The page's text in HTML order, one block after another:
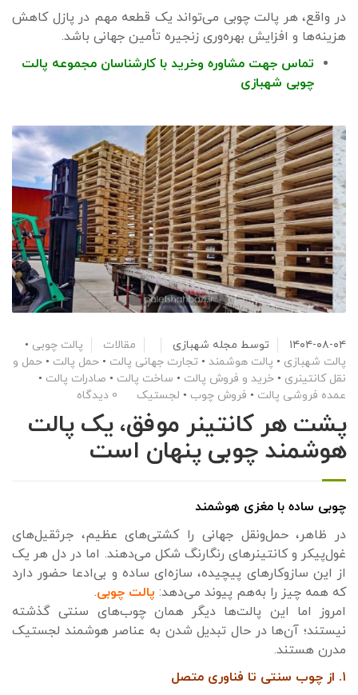
در واقع، هر پالت چوبی می‌تواند یک قطعه مهم در پازل کاهش
هزینه‌ها و افزایش بهره‌وری زنجیره تأمین جهانی باشد.
تماس جهت مشاوره وخرید با کارشناسان مجموعه پالت
چوبی شهبازی
۱۴۰۴-۰۸-۰۴ توسط مجله شهبازی مقالات پالت چوبی •
پالت شهبازی • پالت هوشمند • تجارت جهانی پالت • حمل پالت • حمل و
نقل کانتینری • خرید و فروش پالت • ساخت پالت • صادرات پالت •
عمده فروشی پالت • فروش چوب • لجستیک 0 دیدگاه
پشت هر کانتینر موفق، یک پالت
هوشمند چوبی پنهان است
چوبی ساده با مغزی هوشمند
در ظاهر، حمل‌ونقل جهانی را کشتی‌های عظیم، جرثقیل‌های
غول‌پیکر و کانتینرهای رنگارنگ شکل می‌دهند. اما در دل هر یک
از این سازوکارهای پیچیده، سازه‌ای ساده و بی‌ادعا حضور دارد
که همه چیز را به‌هم پیوند می‌دهد: پالت چوبی.
امروز اما این پالت‌ها دیگر همان چوب‌های سنتی گذشته
نیستند؛ آن‌ها در حال تبدیل شدن به عناصر هوشمند لجستیک
مدرن هستند.
۱. از چوب سنتی تا فناوری متصل